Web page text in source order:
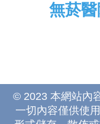
無菸
© 2023 本網站內
一切內容僅供使